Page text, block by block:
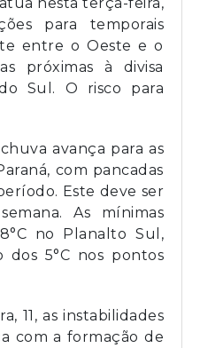
para temporais
entre o Oeste e o
próximas à divisa
Sul. O risco para
avança para as
com pancadas
Este deve ser
As mínimas
no Planalto Sul,
dos 5°C nos pontos
11, as instabilidades
com a formação de